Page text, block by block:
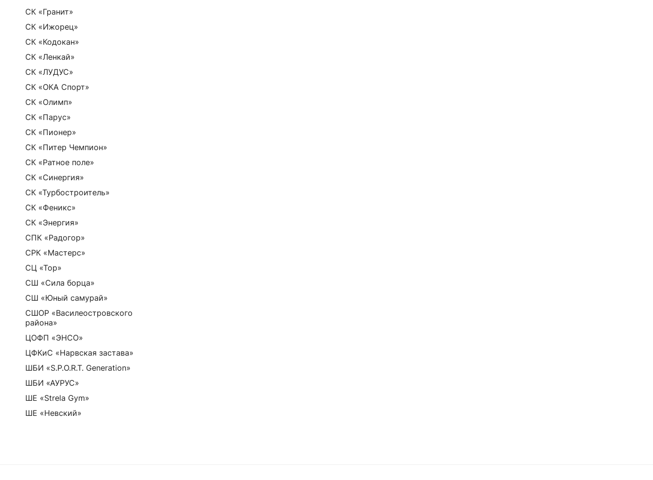
СК «Гранит»
СК «Ижорец»
СК «Кодокан»
СК «Ленкай»
СК «ЛУДУС»
СК «ОКА Спорт»
СК «Олимп»
СК «Парус»
СК «Пионер»
СК «Питер Чемпион»
СК «Ратное поле»
СК «Синергия»
СК «Турбостроитель»
СК «Феникс»
СК «Энергия»
СПК «Радогор»
СРК «Мастерс»
СЦ «Тор»
СШ «Сила борца»
СШ «Юный самурай»
СШОР «Василеостровского
района»
ЦОФП «ЭНСО»
ЦФКиС «Нарвская застава»
ШБИ «S.P.O.R.T. Generation»
ШБИ «АУРУС»
ШЕ «Strela Gym»
ШЕ «Невский»